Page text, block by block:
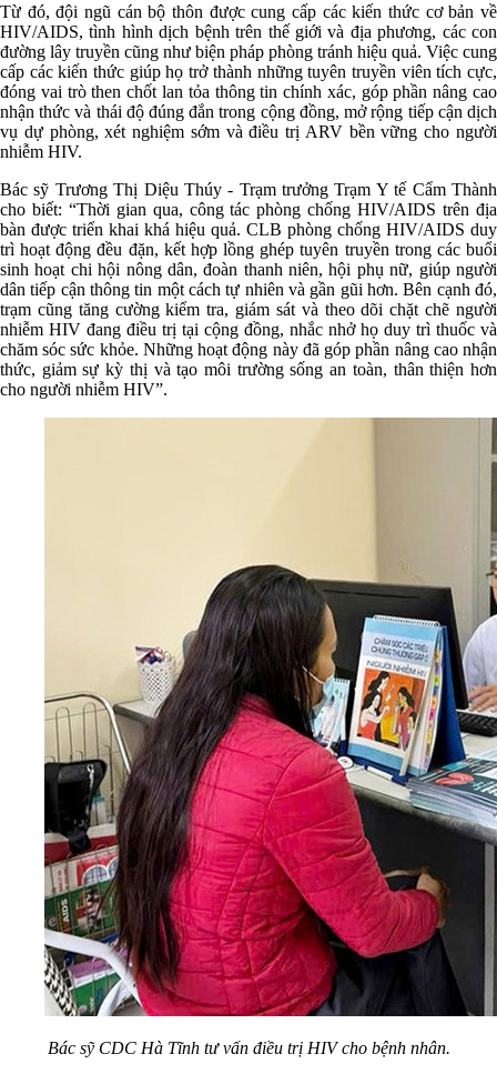
Từ đó, đội ngũ cán bộ thôn được cung cấp các kiến thức cơ bản về
HIV/AIDS, tình hình dịch bệnh trên thế giới và địa phương, các con
đường lây truyền cũng như biện pháp phòng tránh hiệu quả. Việc cung
cấp các kiến thức giúp họ trở thành những tuyên truyền viên tích cực,
đóng vai trò then chốt lan tỏa thông tin chính xác, góp phần nâng cao
nhận thức và thái độ đúng đắn trong cộng đồng, mở rộng tiếp cận dịch
vụ dự phòng, xét nghiệm sớm và điều trị ARV bền vững cho người
nhiễm HIV.
Bác sỹ Trương Thị Diệu Thúy - Trạm trưởng Trạm Y tế Cẩm Thành
cho biết: “Thời gian qua, công tác phòng chống HIV/AIDS trên địa
bàn được triển khai khá hiệu quả. CLB phòng chống HIV/AIDS duy
trì hoạt động đều đặn, kết hợp lồng ghép tuyên truyền trong các buổi
sinh hoạt chi hội nông dân, đoàn thanh niên, hội phụ nữ, giúp người
dân tiếp cận thông tin một cách tự nhiên và gần gũi hơn. Bên cạnh đó,
trạm cũng tăng cường kiểm tra, giám sát và theo dõi chặt chẽ người
nhiễm HIV đang điều trị tại cộng đồng, nhắc nhở họ duy trì thuốc và
chăm sóc sức khỏe. Những hoạt động này đã góp phần nâng cao nhận
thức, giảm sự kỳ thị và tạo môi trường sống an toàn, thân thiện hơn
cho người nhiễm HIV”.
Bác sỹ CDC Hà Tĩnh tư vấn điều trị HIV cho bệnh nhân.